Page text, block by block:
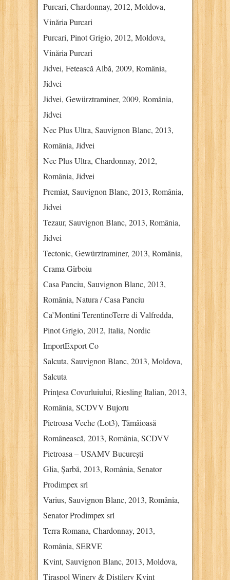
Purcari, Chardonnay, 2012, Moldova,
Vinăria Purcari
Purcari, Pinot Grigio, 2012, Moldova,
Vinăria Purcari
Jidvei, Fetească Albă, 2009, România,
Jidvei
Jidvei, Gewürztraminer, 2009, România,
Jidvei
Nec Plus Ultra, Sauvignon Blanc, 2013,
România, Jidvei
Nec Plus Ultra, Chardonnay, 2012,
România, Jidvei
Premiat, Sauvignon Blanc, 2013, România,
Jidvei
Tezaur, Sauvignon Blanc, 2013, România,
Jidvei
Tectonic, Gewürztraminer, 2013, România,
Crama Gîrboiu
Casa Panciu, Sauvignon Blanc, 2013,
România, Natura / Casa Panciu
Ca’Montini TerentinoTerre di Valfredda,
Pinot Grigio, 2012, Italia, Nordic
ImportExport Co
Salcuta, Sauvignon Blanc, 2013, Moldova,
Salcuta
Prinţesa Covurluiului, Riesling Italian, 2013,
România, SCDVV Bujoru
Pietroasa Veche (Lot3), Tămâioasă
Românească, 2013, România, SCDVV
Pietroasa – USAMV București
Glia, Șarbă, 2013, România, Senator
Prodimpex srl
Varius, Sauvignon Blanc, 2013, România,
Senator Prodimpex srl
Terra Romana, Chardonnay, 2013,
România, SERVE
Kvint, Sauvignon Blanc, 2013, Moldova,
Tiraspol Winery & Distilery Kvint